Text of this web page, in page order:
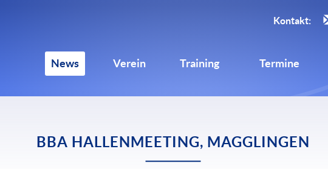
News Verein Training Termine
Kontakt:
BBA HALLENMEETING, MAGGLINGEN